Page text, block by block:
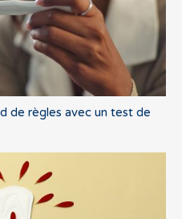
de règles avec un test de